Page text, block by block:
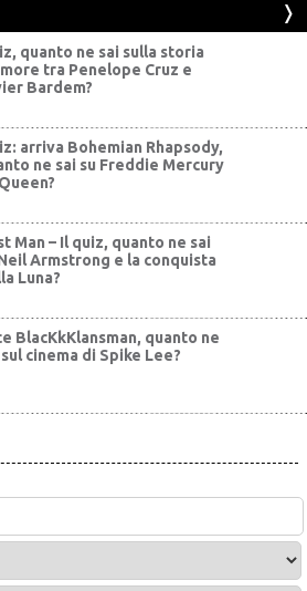
quanto ne sai sulla storia
tra Penelope Cruz e
Bardem?
arriva Bohemian Rhapsody,
ne sai su Freddie Mercury
Man – Il quiz, quanto ne sai
Armstrong e la conquista
Luna?
BlacKkKlansman, quanto ne
cinema di Spike Lee?